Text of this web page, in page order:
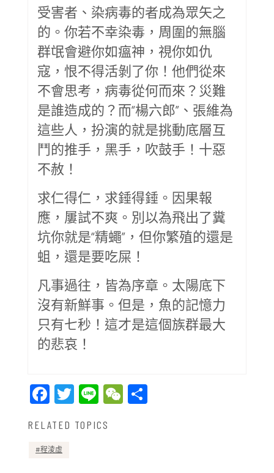
受害者、染病毒的者成為眾矢之
的。你若不幸染毒，周圍的無腦
群氓會避你如瘟神，視你如仇
寇，恨不得活剝了你！他們從來
不會思考，病毒從何而來？災難
是誰造成的？而“楊六郎”、張維為
這些人，扮演的就是挑動底層互
鬥的推手，黑手，吹鼓手！十惡
不赦！
求仁得仁，求錘得錘。因果報
應，屢試不爽。別以為飛出了糞
坑你就是“精蠅”，但你繁殖的還是
蛆，還是要吃屎！
凡事過往，皆為序章。太陽底下
沒有新鮮事。但是，魚的記憶力
只有七秒！這才是這個族群最大
的悲哀！
Facebook
Twitter
LineWeChat
RELATED TOPICS
程淩虛